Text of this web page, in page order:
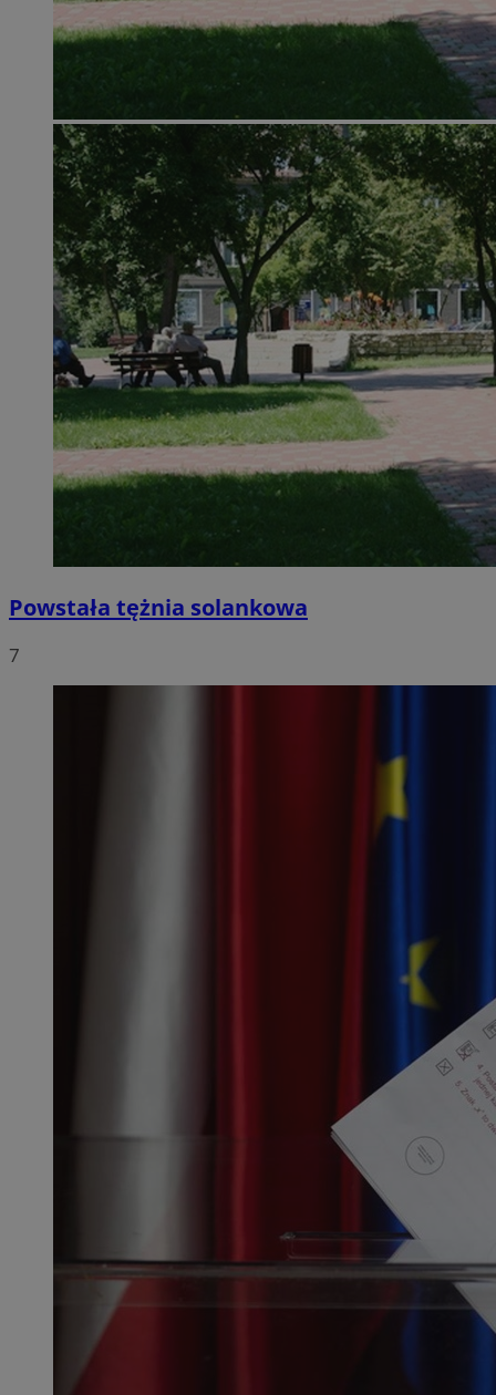
Powstała tężnia solankowa
7